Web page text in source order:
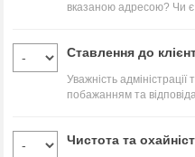
вказаною адресою? Чи є
Ставлення до
Уважність
побажанням та
Чистота та